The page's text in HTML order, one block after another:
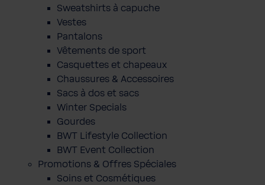
Sweatshirts à capuche
Vestes
Pantalons
Vêtements de sport
Casquettes et chapeaux
Chaussures & Accessoires
Sacs à dos et sacs
Winter Specials
Gourdes
BWT Lifestyle Collection
BWT Event Collection
Promotions & Offres Spéciales
Soins et Cosmétiques